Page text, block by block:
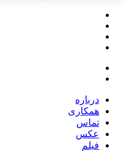
درباره
همکاری
تماس
عکس
فیلم